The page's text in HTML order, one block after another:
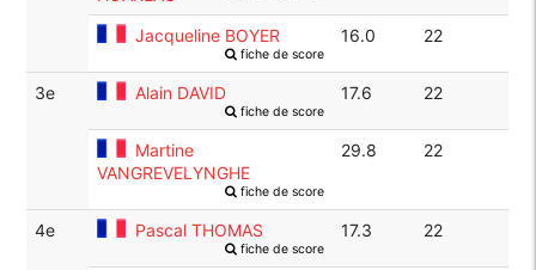
Jacqueline BOYER
fiche de score
16.0 22
3e Alain DAVID
fiche de score
17.6 22
Martine
VANGREVELYNGHE
fiche de score
29.8 22
4e Pascal THOMAS
fiche de score
17.3 22